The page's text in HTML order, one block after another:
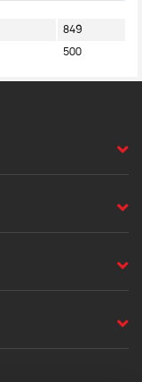
849
500